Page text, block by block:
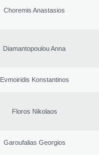
Choremis Anastasios
Diamantopoulou Anna
Evmoiridis Konstantinos
Floros Nikolaos
Garoufalias Georgios